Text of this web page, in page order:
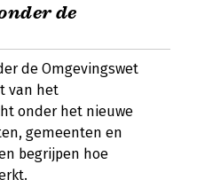
de
de Omgevingswet
van het
onder het nieuwe
gemeenten en
begrijpen hoe